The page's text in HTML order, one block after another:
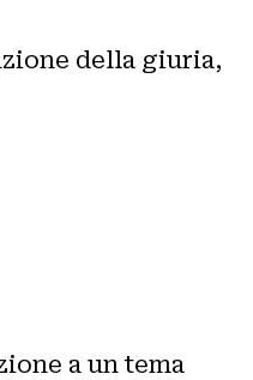
della giuria,
a un tema